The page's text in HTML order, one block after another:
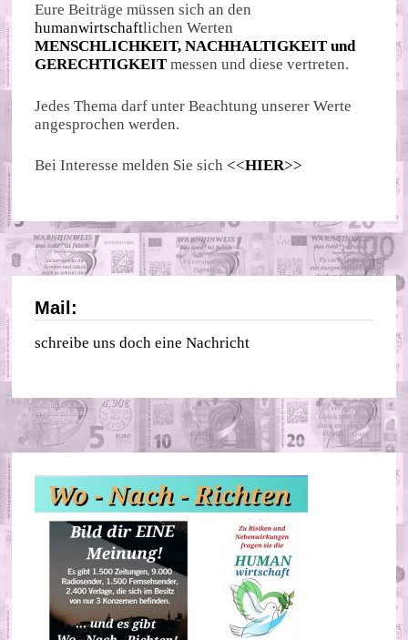
Eure Beiträge müssen sich an den
humanwirtschaftlichen Werten
MENSCHLICHKEIT, NACHHALTIGKEIT und
GERECHTIGKEIT messen und diese vertreten.
Jedes Thema darf unter Beachtung unserer Werte
angesprochen werden.
Bei Interesse melden Sie sich <<HIER>>
Mail:
schreibe uns doch eine Nachricht